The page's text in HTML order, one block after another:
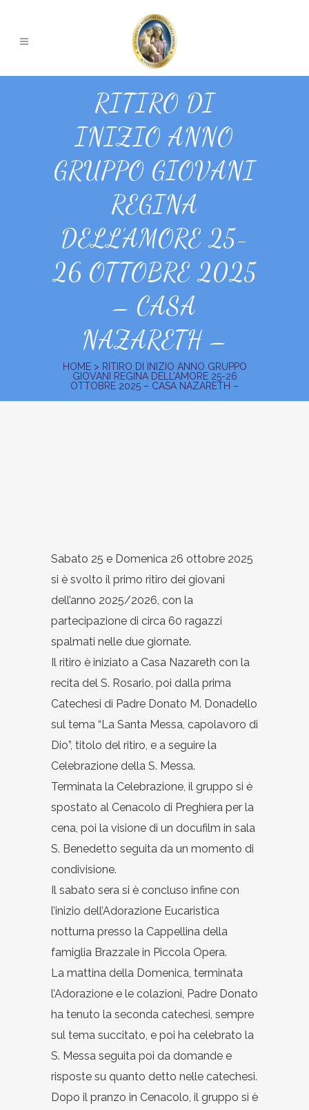
RITIRO DI
INIZIO ANNO
GRUPPO GIOVANI
REGINA
DELL’AMORE 25-
26 OTTOBRE 2025
– CASA
NAZARETH –
HOME> RITIRO DI INIZIO ANNO GRUPPO
GIOVANI REGINA DELL’AMORE 25-26
OTTOBRE 2025 – CASA NAZARETH –
Sabato 25 e Domenica 26 ottobre 2025
si è svolto il primo ritiro dei giovani
dell’anno 2025/2026, con la
partecipazione di circa 60 ragazzi
spalmati nelle due giornate.
Il ritiro è iniziato a Casa Nazareth con la
recita del S. Rosario, poi dalla prima
Catechesi di Padre Donato M. Donadello
sul tema “La Santa Messa, capolavoro di
Dio”, titolo del ritiro, e a seguire la
Celebrazione della S. Messa.
Terminata la Celebrazione, il gruppo si è
spostato al Cenacolo di Preghiera per la
cena, poi la visione di un docufilm in sala
S. Benedetto seguita da un momento di
condivisione.
Il sabato sera si è concluso infine con
l’inizio dell’Adorazione Eucaristica
notturna presso la Cappellina della
famiglia Brazzale in Piccola Opera.
La mattina della Domenica, terminata
l’Adorazione e le colazioni, Padre Donato
ha tenuto la seconda catechesi, sempre
sul tema succitato, e poi ha celebrato la
S. Messa seguita poi da domande e
risposte su quanto detto nelle catechesi.
Dopo il pranzo in Cenacolo, il gruppo si è